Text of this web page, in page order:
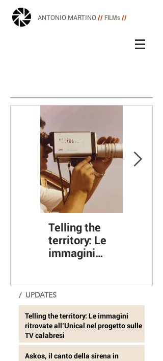
ANTONIO MARTINO // FILMs //
Telling the
territory: Le
immagini
progetto sulle
TV calabresi
/ UPDATES
Telling the territory: Le immagini
ritrovate all’Unical nel progetto sulle
TV calabresi
Askos, il canto della sirena in